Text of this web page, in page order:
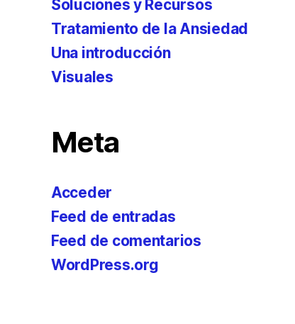
Soluciones y Recursos
Tratamiento de la Ansiedad
Una introducción
Visuales
Meta
Acceder
Feed de entradas
Feed de comentarios
WordPress.org